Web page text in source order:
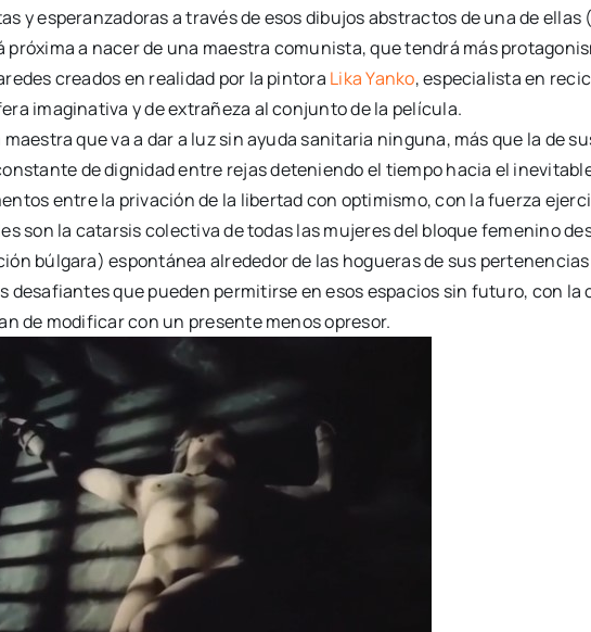
y esperanzadoras a través de esos dibujos abstractos de una de
a nacer de una maestra comunista, que tendrá más
creados en realidad por la pintora Lika Yanko, especialista en
imaginativa y de extrañeza al conjunto de la película.
que va a dar a luz sin ayuda sanitaria ninguna, más que la de
de dignidad entre rejas deteniendo el tiempo hacia el
entre la privación de la libertad con optimismo, con la fuerza
son la catarsis colectiva de todas las mujeres del bloque femenino
búlgara) espontánea alrededor de las hogueras de sus
que pueden permitirse en esos espacios sin futuro, con
de modificar con un presente menos opresor.